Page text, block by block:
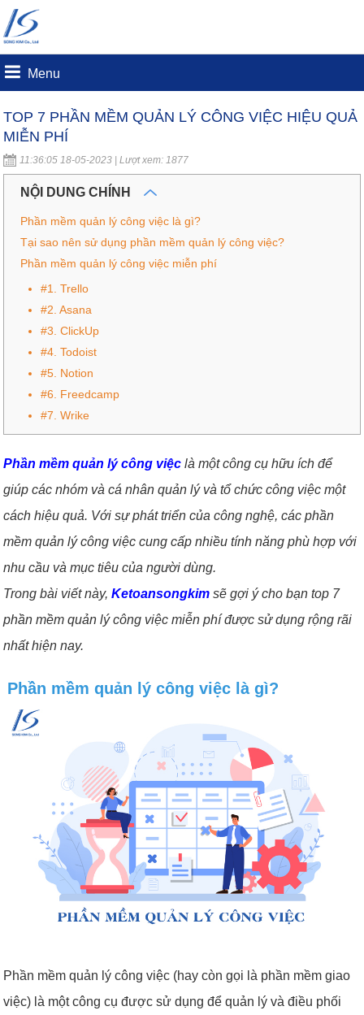
Menu
TOP 7 PHẦN MỀM QUẢN LÝ CÔNG VIỆC HIỆU QUẢ
MIỄN PHÍ
11:36:05 18-05-2023 | Lượt xem: 1877
NỘI DUNG CHÍNH
Phần mềm quản lý công việc là gì?
Tại sao nên sử dụng phần mềm quản lý công việc?
Phần mềm quản lý công việc miễn phí
#1. Trello
#2. Asana
#3. ClickUp
#4. Todoist
#5. Notion
#6. Freedcamp
#7. Wrike
Phần mềm quản lý công việc là một công cụ hữu ích để
giúp các nhóm và cá nhân quản lý và tổ chức công việc một
cách hiệu quả. Với sự phát triển của công nghệ, các phần
mềm quản lý công việc cung cấp nhiều tính năng phù hợp với
nhu cầu và mục tiêu của người dùng.
Trong bài viết này,Ketoansongkim sẽ gợi ý cho bạn top 7
phần mềm quản lý công việc miễn phí được sử dụng rộng rãi
nhất hiện nay.
Phần mềm quản lý công việc là gì?
Phần mềm quản lý công việc (hay còn gọi là phần mềm giao
việc) là một công cụ được sử dụng để quản lý và điều phối